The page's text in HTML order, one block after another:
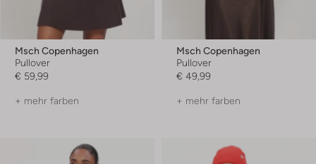
Msch Copenhagen
Pullover
€ 59,99
+ mehr farben
Msch Copenhagen
Pullover
€ 49,99
+ mehr farben